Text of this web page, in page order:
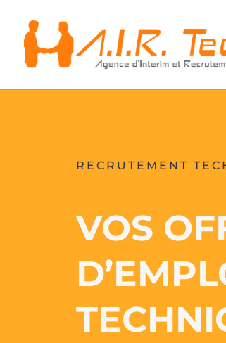
RECRUTEMENT
VOS